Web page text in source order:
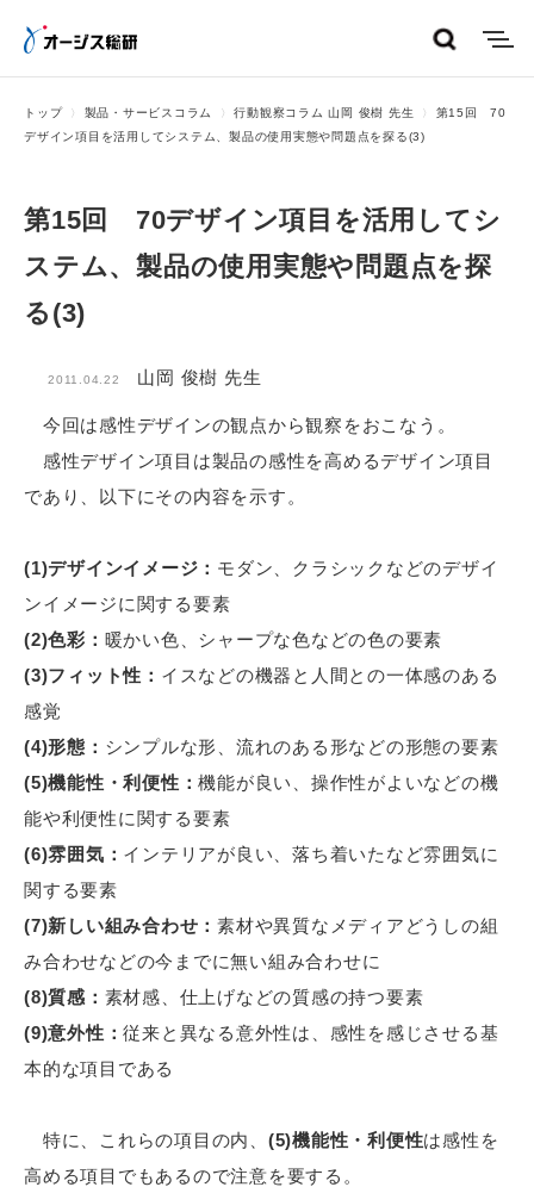
トップ 製品・サービスコラム 行動観察コラム 山岡 俊樹 先生
第15回 70
デザイン項目を活用してシステム、製品の使用実態や問題点を探る(3)
第15回 70デザイン項目を活用してシ
ステム、製品の使用実態や問題点を探
る(3)
2011.04.22 山岡 俊樹 先生
今回は感性デザインの観点から観察をおこなう。
感性デザイン項目は製品の感性を高めるデザイン項目
であり、以下にその内容を示す。
(1)デザインイメージ： モダン、クラシックなどのデザイ
ンイメージに関する要素
(2)色彩： 暖かい色、シャープな色などの色の要素
(3)フィット性： イスなどの機器と人間との一体感のある
感覚
(4)形態： シンプルな形、流れのある形などの形態の要素
(5)機能性・利便性：機能が良い、操作性がよいなどの機
能や利便性に関する要素
(6)雰囲気： インテリアが良い、落ち着いたなど雰囲気に
関する要素
(7)新しい組み合わせ： 素材や異質なメディアどうしの組
み合わせなどの今までに無い組み合わせに
(8)質感： 素材感、仕上げなどの質感の持つ要素
(9)意外性：従来と異なる意外性は、感性を感じさせる基
本的な項目である
特に、これらの項目の内、 (5)機能性・利便性は感性を
高める項目でもあるので注意を要する。